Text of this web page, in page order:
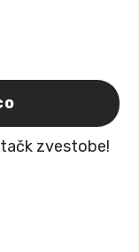
zvestobe!